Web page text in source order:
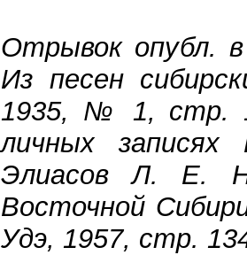
Отрывок опубл.
Из песен
1935, № 1, стр.
личных записях
Элиасов Л. Е.
Восточной
Удэ, 1957, стр.